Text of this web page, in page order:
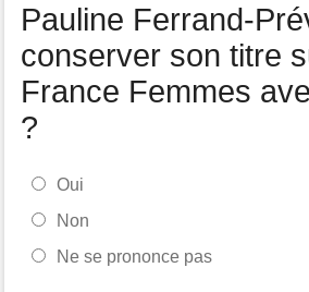
Tour de Pologne
Jamais 2 sans 3 pour Jonathan Milan,
Pauline Ferrand-
conserver son titre
France Femmes
?
Oui
Non
Ne se prononce pas